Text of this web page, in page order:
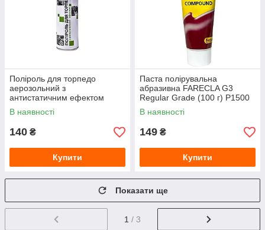
Поліроль для торпедо
аерозольний з
антистатичним ефектом
PiTon (320 мл) Комфорт
В наявності
140 ₴
Купити
Паста полірувальна
абразивна FARECLA G3
Regular Grade (100 г) P1500
В наявності
149 ₴
Купити
Показати ще
1 / 3